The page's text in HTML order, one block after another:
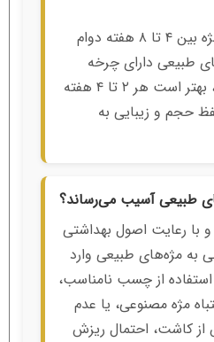
به طور معمول کاشت مژه بین ۴ تا ۸ هفته دوام
طبیعی دارای چرخه
ریزش و رویش هستند، بهتر است هر ۲ تا ۴ هفته
حجم و زیبایی به
طبیعی آسیب می‌رساند؟
با رعایت اصول بهداشتی
به مژه‌های طبیعی وارد
از چسب نامناسب،
مژه مصنوعی، یا عدم
کاشت، احتمال ریزش